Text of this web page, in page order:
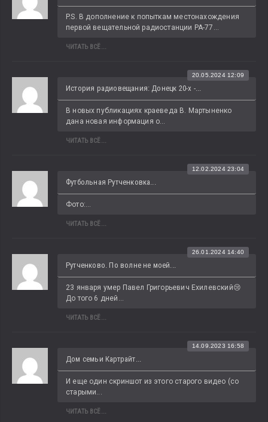
P.S. В дополнение к попыткам местонахождения
первой вещательной радиостанции РА-77...
ЧИТАТЬ ВСЁ...
История радиовещания: Донецк 20-х -...
20.05.2024 12:09
В новых публикациях краеведа В. Мартыненко
дана новая информация о...
ЧИТАТЬ ВСЁ...
Футбольная Рутченковка...
12.02.2024 23:04
Фото:...
ЧИТАТЬ ВСЁ...
Рутченково. По волне не моей...
26.01.2024 14:40
23 января умер Павел Григорьевич Ехилевский😢
До того 6 дней...
ЧИТАТЬ ВСЁ...
Дом семьи Картрайт...
14.09.2023 16:58
И еще один скриншот из этого старого видео (со
старыми...
ЧИТАТЬ ВСЁ...